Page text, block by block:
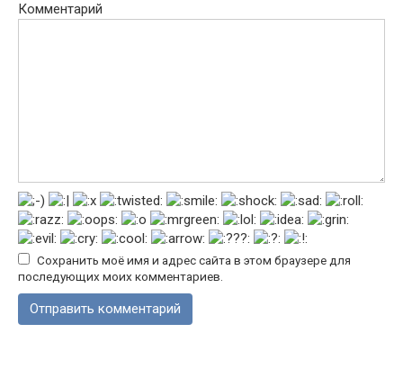
Комментарий
Сохранить моё имя и адрес сайта в этом браузере для
последующих моих комментариев.